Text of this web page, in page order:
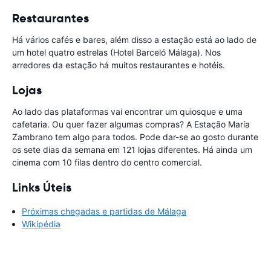
Restaurantes
Há vários cafés e bares, além disso a estação está ao lado de
um hotel quatro estrelas (Hotel Barceló Málaga). Nos
arredores da estação há muitos restaurantes e hotéis.
Lojas
Ao lado das plataformas vai encontrar um quiosque e uma
cafetaria. Ou quer fazer algumas compras? A Estação María
Zambrano tem algo para todos. Pode dar-se ao gosto durante
os sete dias da semana em 121 lojas diferentes. Há ainda um
cinema com 10 filas dentro do centro comercial.
Links Úteis
Próximas chegadas e partidas de Málaga
Wikipédia